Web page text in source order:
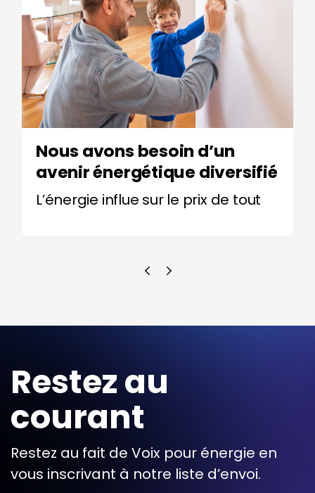
Nous avons besoin d’un
avenir énergétique diversifié
L’énergie influe sur le prix de tout
Restez au
courant
Restez au fait de Voix pour énergie en
vous inscrivant à notre liste d’envoi.